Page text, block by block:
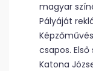
magyar
Pályáját
csapos.
Katona